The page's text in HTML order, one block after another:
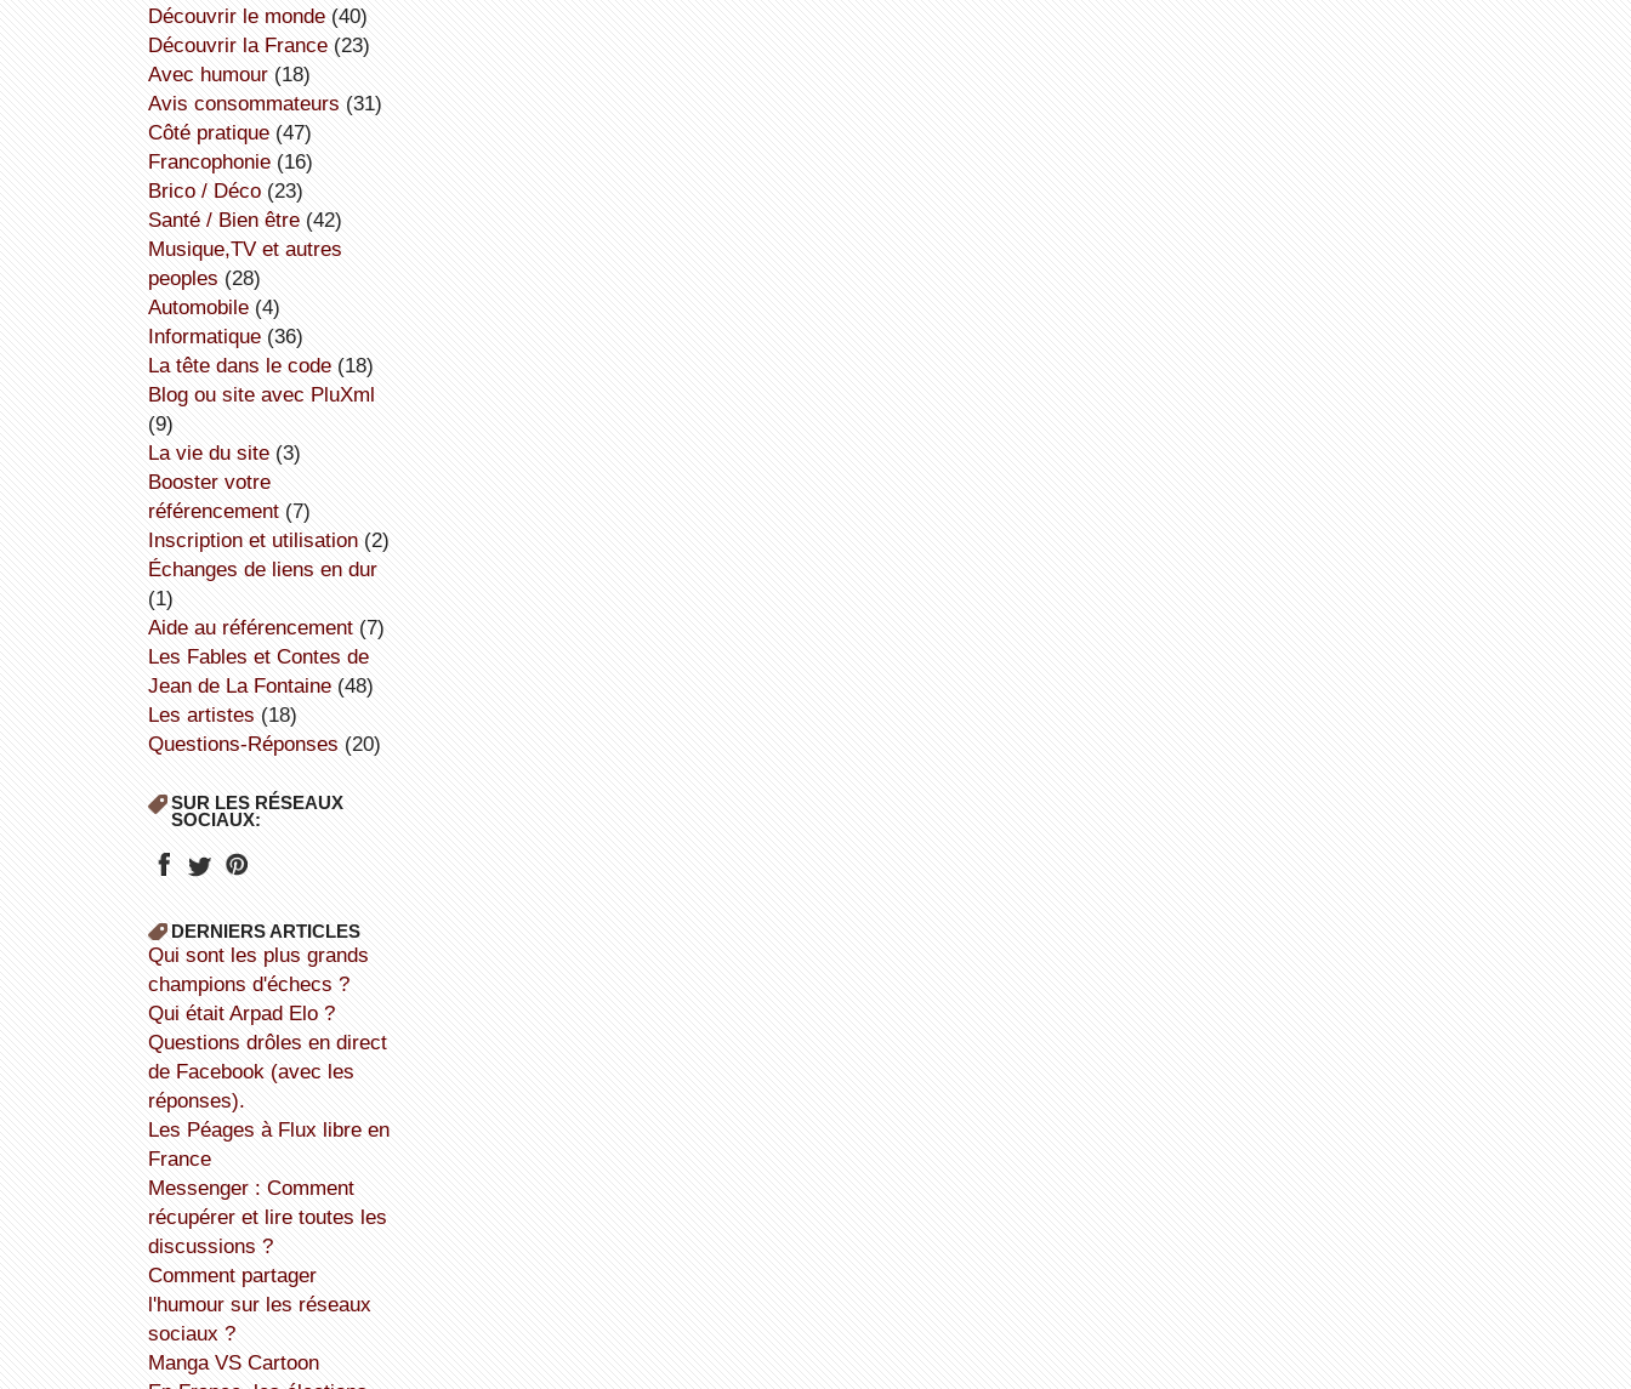
découvrir le monde(40)
découvrir la France(23)
avec humour(18)
avis consommateurs (31)
côté pratique(47)
Francophonie(16)
Brico / Déco(23)
Santé / Bien être(42)
Musique,TV et autres
peoples (28)
Automobile(4)
informatique(36)
la tête dans le code(18)
Blog ou site avec PluXml
(9)
la vie du site(3)
booster votre
référencement(7)
inscription et utilisation(2)
échanges de liens en dur
(1)
aide au référencement(7)
Les Fables et Contes de
Jean de La Fontaine(48)
Les artistes (18)
Questions-Réponses (20)
SUR LES RÉSEAUX
SOCIAUX:
DERNIERS ARTICLES
Qui sont les plus grands
champions d'échecs ?
Qui était Arpad Elo ?
Questions drôles en direct
de Facebook (avec les
réponses).
Les Péages à Flux libre en
France
Messenger : Comment
récupérer et lire toutes les
discussions ?
Comment partager
l'humour sur les réseaux
sociaux ?
Manga VS Cartoon